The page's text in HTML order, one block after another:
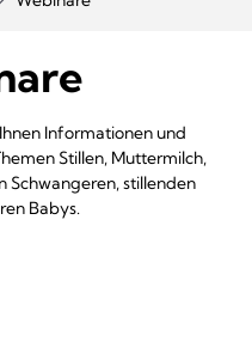
Informationen und
Stillen, Muttermilch,
Schwangeren, stillenden
Babys.